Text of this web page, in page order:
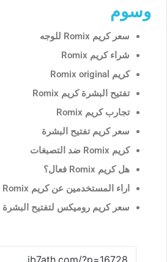
وسوم
سعر كريم Romix للوجه
شراء كريم Romix
كريم Romix original
تفتيح البشرة كريم Romix
تجارب كريم Romix
سعر كريم تفتيح البشرة
كريم Romix ضد التصبغات
هل كريم Romix فعال؟
اراء المستخدمين عن كريم Romix
سعر كريم روميكس لتفتيح البشرة